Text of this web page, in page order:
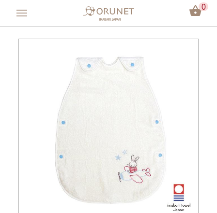
會員登入
方巾／手帕
彌月禮盒
今治認證
關於Orunet
0